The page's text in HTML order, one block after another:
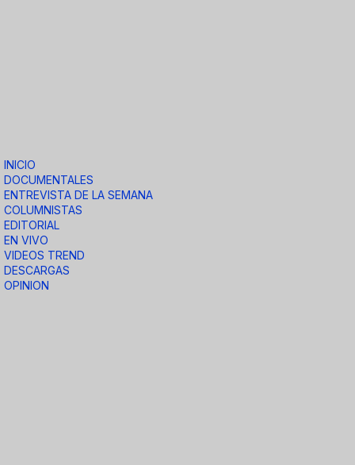
INICIO
DOCUMENTALES
ENTREVISTA DE LA SEMANA
COLUMNISTAS
EDITORIAL
EN VIVO
VIDEOS TREND
DESCARGAS
OPINION